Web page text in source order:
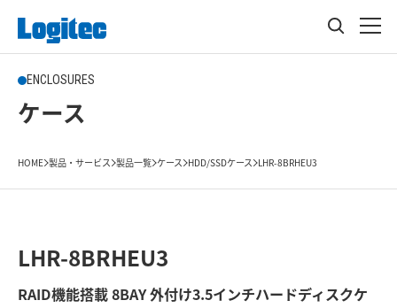
ENCLOSURES
ケース
HOME 製品・サービス 製品一覧 ケース HDD/SSDケース LHR-8BRHEU3
LHR-8BRHEU3
RAID機能搭載 8BAY 外付け3.5インチハードディスクケ